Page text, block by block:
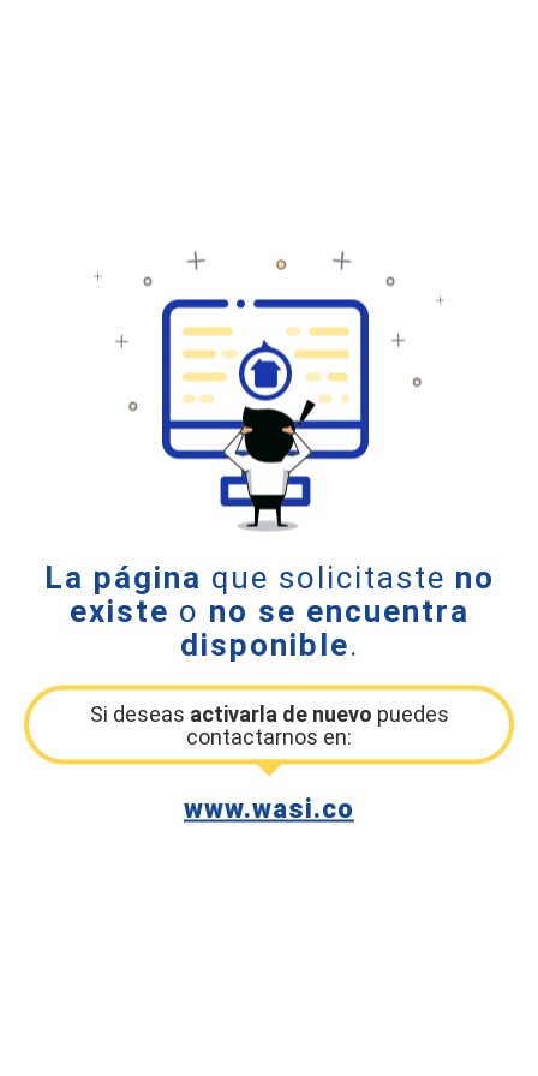
La página que solicitaste no
existe o no se encuentra
disponible.
Si deseas activarla de nuevo puedes
contactarnos en:
www.wasi.co